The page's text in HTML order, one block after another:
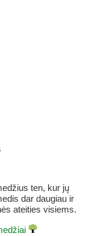
ten, kur jų
dar daugiau ir
ateities visiems.